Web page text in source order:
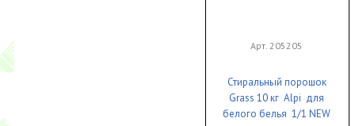
Арт. 205205
Стиральный порошок
Grass 10 кг Alpi для
белого белья 1/1 NEW